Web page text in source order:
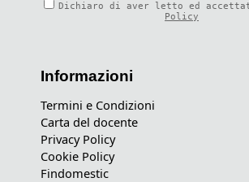
Dichiaro di aver letto ed
Policy
Informazioni
Termini e Condizioni
Carta del docente
Privacy Policy
Cookie Policy
Findomestic